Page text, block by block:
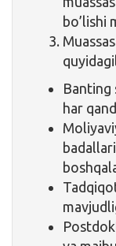
bo’lishi
Banting
har